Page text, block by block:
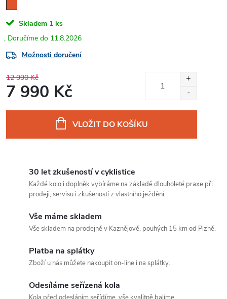
Skladem 1 ks
11.8.2026
Možnosti doručení
12 990 Kč
7 990 Kč
VLOŽIT DO KOŠÍKU
30 let zkušeností v cyklistice
Každé kolo i doplněk vybíráme na základě dlouholeté praxe při
prodeji, servisu i zkušeností z vlastního ježdění.
Vše máme skladem
Vše skladem na prodejně v Kaznějově, pouhých 15 km od Plzně.
Platba na splátky
Zboží u nás můžete nakoupit on-line i na splátky.
Odesíláme seřízená kola